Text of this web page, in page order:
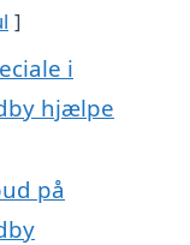
i
hjælpe
på